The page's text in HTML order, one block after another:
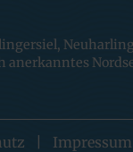
anerkanntes
Impressum